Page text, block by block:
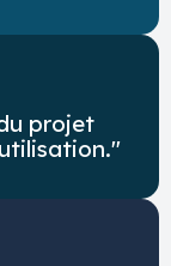
projet